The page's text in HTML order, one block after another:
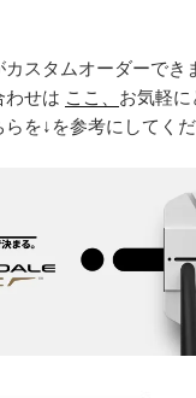
スタムオーダーでき
わせは ここ、 お気軽
を↓を参考にしてくだ